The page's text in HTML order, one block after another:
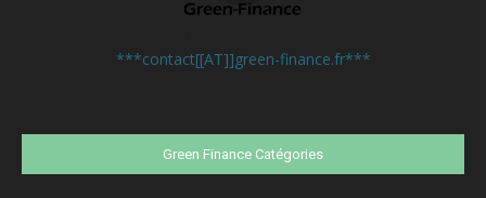
***contact[[AT]]green-finance.fr***
Green Finance Catégories